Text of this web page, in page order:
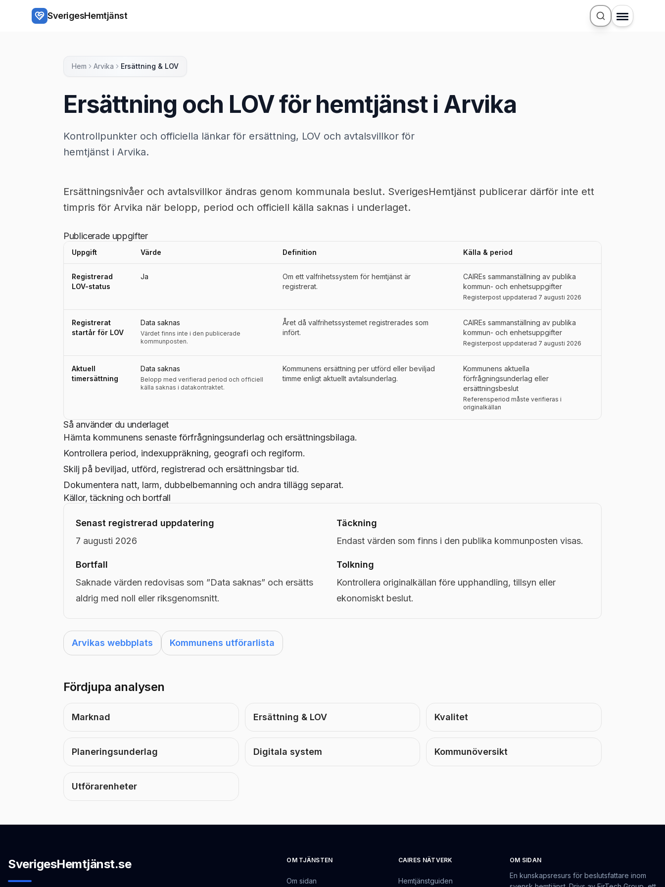
Hoppa till huvudinnehåll
SverigesHemtjänst
Hem Arvika Ersättning & LOV
Ersättning och LOV för hemtjänst i Arvika
Kontrollpunkter och officiella länkar för ersättning, LOV och avtalsvillkor för
hemtjänst i Arvika.
Ersättningsnivåer och avtalsvillkor ändras genom kommunala beslut. SverigesHemtjänst publicerar därför inte ett
timpris för Arvika när belopp, period och officiell källa saknas i underlaget.
Publicerade uppgifter
Uppgift Värde Definition Källa & period
Registrerad
LOV-status
Ja
Om ett valfrihetssystem för hemtjänst är
registrerat.
CAIREs sammanställning av publika
kommun- och enhetsuppgifter
Registerpost uppdaterad 7 augusti 2026
Registrerat
startår för LOV
Data saknas
Värdet finns inte i den publicerade
kommunposten.
Året då valfrihetssystemet registrerades som
infört.
CAIREs sammanställning av publika
kommun- och enhetsuppgifter
Registerpost uppdaterad 7 augusti 2026
Aktuell
timersättning
Data saknas
Belopp med verifierad period och officiell
källa saknas i datakontraktet.
Kommunens ersättning per utförd eller beviljad
timme enligt aktuellt avtalsunderlag.
Kommunens aktuella
förfrågningsunderlag eller
ersättningsbeslut
Referensperiod måste verifieras i
originalkällan
Så använder du underlaget
Hämta kommunens senaste förfrågningsunderlag och ersättningsbilaga.
Kontrollera period, indexuppräkning, geografi och regiform.
Skilj på beviljad, utförd, registrerad och ersättningsbar tid.
Dokumentera natt, larm, dubbelbemanning och andra tillägg separat.
Källor, täckning och bortfall
Senast registrerad uppdatering
7 augusti 2026
Täckning
Endast värden som finns i den publika kommunposten visas.
Bortfall
Saknade värden redovisas som ”Data saknas” och ersätts
aldrig med noll eller riksgenomsnitt.
Tolkning
Kontrollera originalkällan före upphandling, tillsyn eller
ekonomiskt beslut.
Arvikas webbplats Kommunens utförarlista
Fördjupa analysen
Marknad Ersättning & LOV Kvalitet
Planeringsunderlag Digitala system Kommunöversikt
Utförarenheter
SverigesHemtjänst.se OM TJÄNSTEN
Om sidan
CAIRES NÄTVERK
Hemtjänstguiden
OM SIDAN
En kunskapsresurs för beslutsfattare inom